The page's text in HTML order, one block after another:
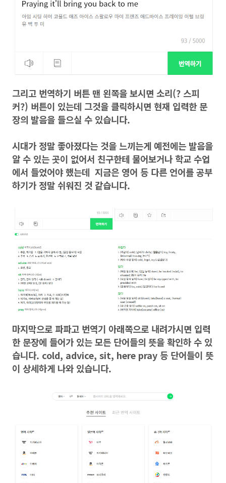
그리고 번역하기 버튼 맨 왼쪽을 보시면 소리(? 스피
커?) 버튼이 있는데 그것을 클릭하시면 현재 입력한 문
장의 발음을 들으실 수 있습니다.
시대가 정말 좋아졌다는 것을 느끼는게 예전에는 발음을
알 수 있는 곳이 없어서 친구한테 물어보거나 학교 수업
에서 들었어야 했는데 지금은 영어 등 다른 언어를 공부
하기가 정말 쉬워진 것 같습니다.
마지막으로 파파고 번역기 아래쪽으로 내려가시면 입력
한 문장에 들어가 있는 모든 단어들의 뜻을 확인하 수 있
습니다. cold, advice, sit, here pray 등 단어들이 뜻
이 상세하게 나와 있습니다.